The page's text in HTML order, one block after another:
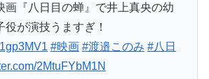
画『八日目の蝉』で井上真央の幼
役が演技うますぎ！
#映画 #渡邉このみ #八日
2MtuFYbM1N